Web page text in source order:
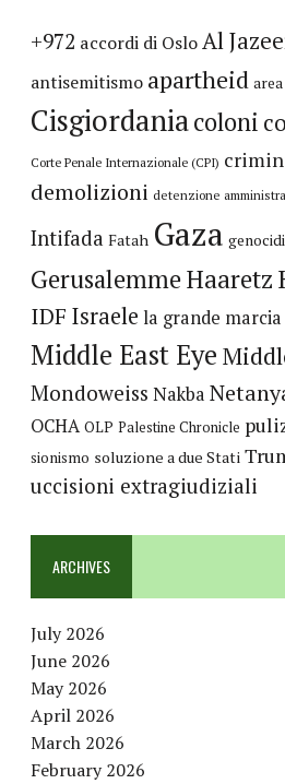
+972 accordi di OsloAl
antisemitismo apartheid
Cisgiordaniacoloni
Corte Penale Internazionale (CPI)
demolizioni detenzione
Intifada Fatah Gaza
GerusalemmeHaaretz
IDF Israele la grande
Middle East Eye
Mondoweiss Nakba
OCHA OLP Palestine Chronicle
sionismo soluzione a due Stati
uccisioni extragiudiziali
ARCHIVES
July 2026
June 2026
May 2026
April 2026
March 2026
February 2026